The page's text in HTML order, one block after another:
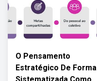
O Pensamento
Estratégico De Forma